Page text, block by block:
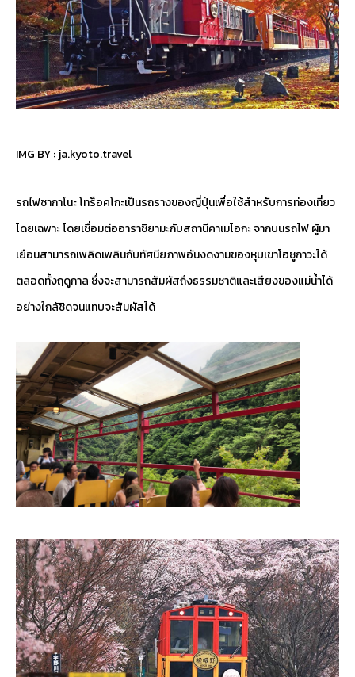
IMG BY :ja.kyoto.travel
รถไฟซากาโนะ โทร็อคโกะเป็นรถรางของญี่ปุ่นเพื่อใช้สำหรับการท่องเที่ยว
โดยเฉพาะ โดยเชื่อมต่ออาราชิยามะกับสถานีคาเมโอกะ จากบนรถไฟ ผู้มา
เยือนสามารถเพลิดเพลินกับทัศนียภาพอันงดงามของหุบเขาโฮซูกาวะได้
ตลอดทั้งฤดูกาล ซึ่งจะสามารถสัมผัสถึงธรรมชาติและเสียงของแม่น้ำได้
อย่างใกล้ชิดจนแทบจะสัมผัสได้